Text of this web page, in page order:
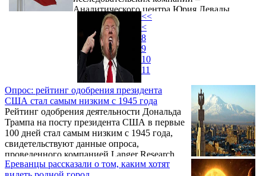
Аналитического центра Юрия Левады.
Опрос: рейтинг одобрения президента
США стал самым низким с 1945 года
Рейтинг одобрения деятельности Дональда
Трампа на посту президента США в первые
100 дней стал самым низким с 1945 года,
свидетельствуют данные опроса,
проведенного компанией Langer Research
Associates для телеканала ABC News и
Ереванцы рассказали о том, каким хотят
<<
<
8
9
10
11